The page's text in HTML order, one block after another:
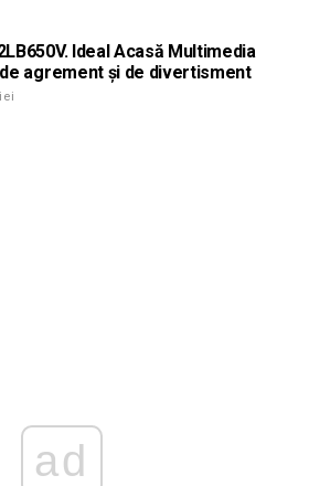
Ideal Acasă Multimedia
agrement și de divertisment
ad